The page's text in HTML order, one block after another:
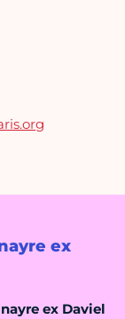
ex
ex Daviel